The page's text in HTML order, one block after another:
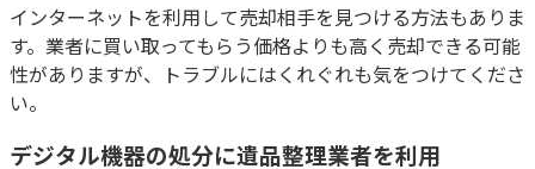
インターネットを利用して売却相手を見つける方法もありま
す。業者に買い取ってもらう価格よりも高く売却できる可能
性がありますが、トラブルにはくれぐれも気をつけてくださ
い。
デジタル機器の処分に遺品整理業者を利用